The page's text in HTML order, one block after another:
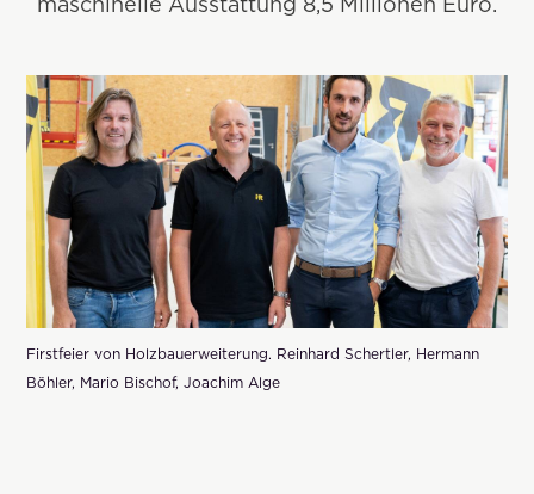
Firstfeier von Holzbauerweiterung. Reinhard Schertler, Hermann
Böhler, Mario Bischof, Joachim Alge